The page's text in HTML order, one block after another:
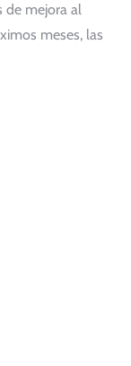
de mejora al
meses, las